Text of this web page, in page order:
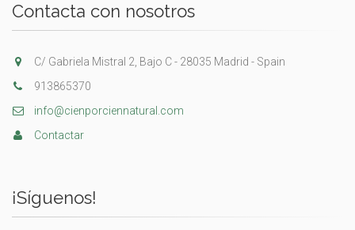
Contacta con nosotros
C/ Gabriela Mistral 2, Bajo C - 28035 Madrid - Spain
913865370
info@cienporciennatural.com
Contactar
¡Síguenos!